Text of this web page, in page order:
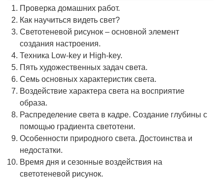
Проверка домашних работ.
Как научиться видеть свет?
Светотеневой рисунок – основной элемент
создания настроения.
Техника Low-key и High-key.
Пять художественных задач света.
Семь основных характеристик света.
Воздействие характера света на восприятие
образа.
Распределение света в кадре. Создание глубины с
помощью градиента светотени.
Особенности природного света. Достоинства и
недостатки.
Время дня и сезонные воздействия на
светотеневой рисунок.